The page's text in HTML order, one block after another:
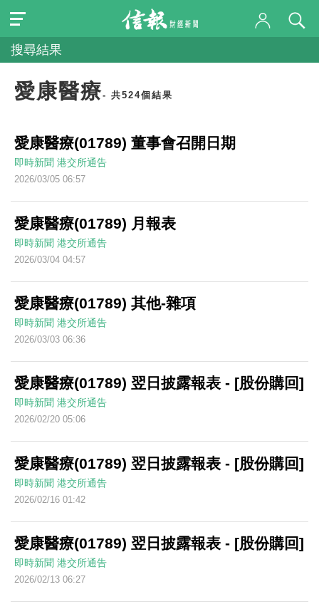
搜尋結果
愛康醫療- 共524個結果
愛康醫療(01789) 董事會召開日期
即時新聞 港交所通告
2026/03/05 06:57
愛康醫療(01789) 月報表
即時新聞 港交所通告
2026/03/04 04:57
愛康醫療(01789) 其他-雜項
即時新聞 港交所通告
2026/03/03 06:36
愛康醫療(01789) 翌日披露報表 - [股份購回]
即時新聞 港交所通告
2026/02/20 05:06
愛康醫療(01789) 翌日披露報表 - [股份購回]
即時新聞 港交所通告
2026/02/16 01:42
愛康醫療(01789) 翌日披露報表 - [股份購回]
即時新聞 港交所通告
2026/02/13 06:27